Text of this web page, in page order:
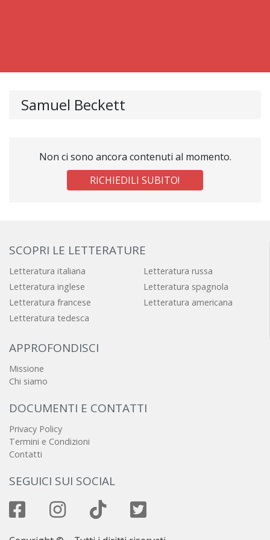
Samuel Beckett
Non ci sono ancora contenuti al momento.
RICHIEDILI SUBITO!
SCOPRI LE LETTERATURE
Letteratura italiana
Letteratura inglese
Letteratura francese
Letteratura tedesca
Letteratura russa
Letteratura spagnola
Letteratura americana
APPROFONDISCI
Missione
Chi siamo
DOCUMENTI E CONTATTI
Privacy Policy
Termini e Condizioni
Contatti
SEGUICI SUI SOCIAL